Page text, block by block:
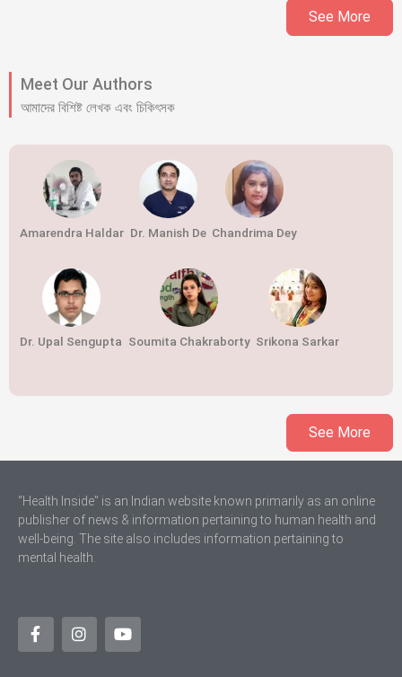
See More
Meet Our Authors
আমাদের বিশিষ্ট লেখক এবং চিকিৎসক
Amarendra Haldar Dr. Manish De Chandrima Dey
Dr. Upal Sengupta Soumita Chakraborty Srikona Sarkar
See More
“Health Inside” is an Indian website known primarily as an online
publisher of news & information pertaining to human health and
well-being. The site also includes information pertaining to
mental health.